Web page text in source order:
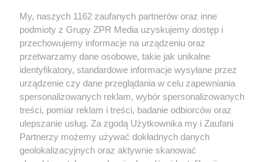
Żaden utwór zamieszczony w serwisie nie może być powielany i
rozpowszechniany lub dalej rozpowszechniany w jakikolwiek sposób (w
tym także elektroniczny lub mechaniczny) na jakimkolwiek polu
eksploatacji w jakiejkolwiek formie, włącznie z umieszczaniem w
Internecie bez pisemnej zgody właściciela praw. Jakiekolwiek użycie lub
wykorzystanie utworów w całości lub w części z naruszeniem prawa,
tzn. bez właściwej zgody, jest zabronione pod groźbą kary i może być
ścigane prawnie.
My, naszych 1162 zaufanych partnerów oraz inne
podmioty z Grupy ZPR Media uzyskujemy dostęp i
przechowujemy informacje na urządzeniu oraz
przetwarzamy dane osobowe, takie jak unikalne
identyfikatory, standardowe informacje wysyłane przez
urządzenie czy dane przeglądania w celu zapewniania
spersonalizowanych reklam, wybór spersonalizowanych
treści, pomiar reklam i treści, badanie odbiorców oraz
ulepszanie usług. Za zgodą Użytkownika my i Zaufani
Partnerzy możemy używać dokładnych danych
geolokalizacyjnych oraz aktywnie skanować